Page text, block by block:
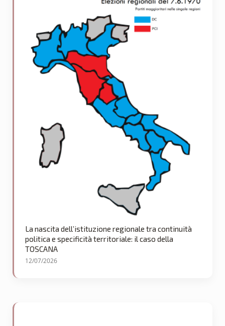
La nascita dell’istituzione regionale tra continuità
politica e specificità territoriale: il caso della
TOSCANA
12/07/2026